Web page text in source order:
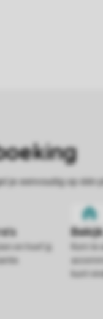
en hoef jij
Kom
kunt